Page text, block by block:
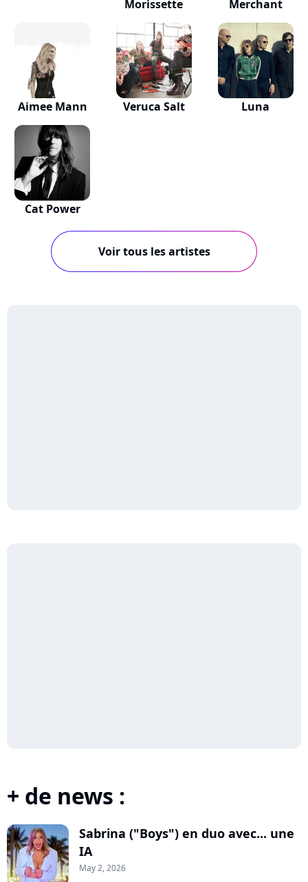
Morissette Merchant
Aimee Mann Veruca Salt Luna
Cat Power
Voir tous les artistes
+ de news :
Sabrina ("Boys") en duo avec... une
IA
May 2, 2026